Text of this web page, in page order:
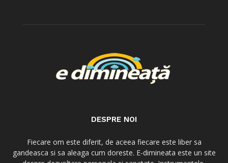
DESPRE NOI
Fiecare om este diferit, de aceea fiecare este liber sa
gandeasca si sa aleaga cum doreste. E-dimineata este un site